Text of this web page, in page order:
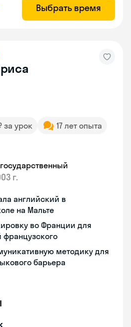
Выбрать время
за урок
17 лет опыта
г.
английский в
на Мальте
во Франции для
французского
методику для
барьера